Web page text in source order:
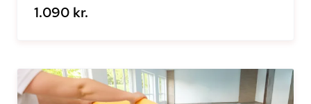
1.090 kr.